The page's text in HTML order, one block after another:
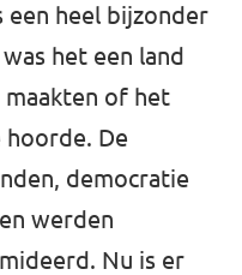
een heel bijzonder
het een land
of het
hoorde. De
democratie
werden
Nu is er